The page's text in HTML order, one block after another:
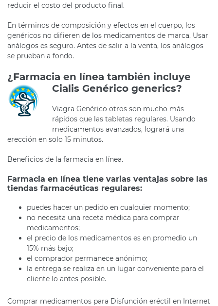
reducir el costo del producto final.
En términos de composición y efectos en el cuerpo, los
genéricos no difieren de los medicamentos de marca. Usar
análogos es seguro. Antes de salir a la venta, los análogos
se prueban a fondo.
¿Farmacia en línea también incluye
Cialis Genérico generics?
Viagra Genérico otros son mucho más
rápidos que las tabletas regulares. Usando
medicamentos avanzados, logrará una
erección en solo 15 minutos.
Beneficios de la farmacia en línea.
Farmacia en línea tiene varias ventajas sobre las
tiendas farmacéuticas regulares:
puedes hacer un pedido en cualquier momento;
no necesita una receta médica para comprar
medicamentos;
el precio de los medicamentos es en promedio un
15% más bajo;
el comprador permanece anónimo;
la entrega se realiza en un lugar conveniente para el
cliente lo antes posible.
Comprar medicamentos para Disfunción eréctil en Internet